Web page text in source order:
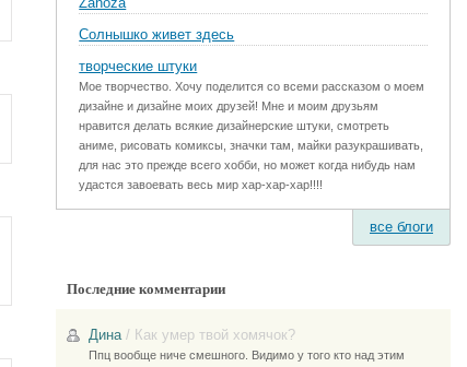
Солнышко живет здесь
творческие штуки
Мое творчество. Хочу поделится со всеми рассказом о моем
дизайне и дизайне моих друзей! Мне и моим друзьям
нравится делать всякие дизайнерские штуки, смотреть
аниме, рисовать комиксы, значки там, майки разукрашивать,
для нас это прежде всего хобби, но может когда нибудь нам
удастся завоевать весь мир хар-хар-хар!!!!
все блоги
Последние комментарии
Дина/ Как умер твой хомячок?
Ппц вообще ниче смешного. Видимо у того кто над этим